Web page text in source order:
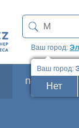
Ваш город:
Ваш город:
Нет
Полезные